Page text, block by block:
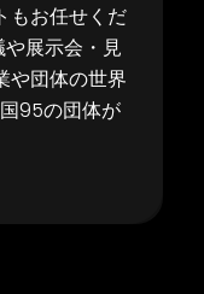
もお任せくだ
展示会・見
や団体の世界
95の団体が